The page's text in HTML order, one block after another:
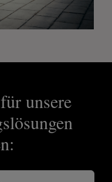
unsere